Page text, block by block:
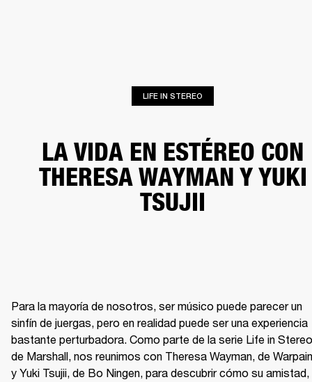
LIFE IN STEREO
LA VIDA EN ESTÉREO CON
THERESA WAYMAN Y YUKI
TSUJII
Para la mayoría de nosotros, ser músico puede parecer un
sinfín de juergas, pero en realidad puede ser una experiencia
bastante perturbadora. Como parte de la serie Life in Stereo
de Marshall, nos reunimos con Theresa Wayman, de
y Yuki Tsujii, de Bo Ningen, para descubrir cómo su amistad,